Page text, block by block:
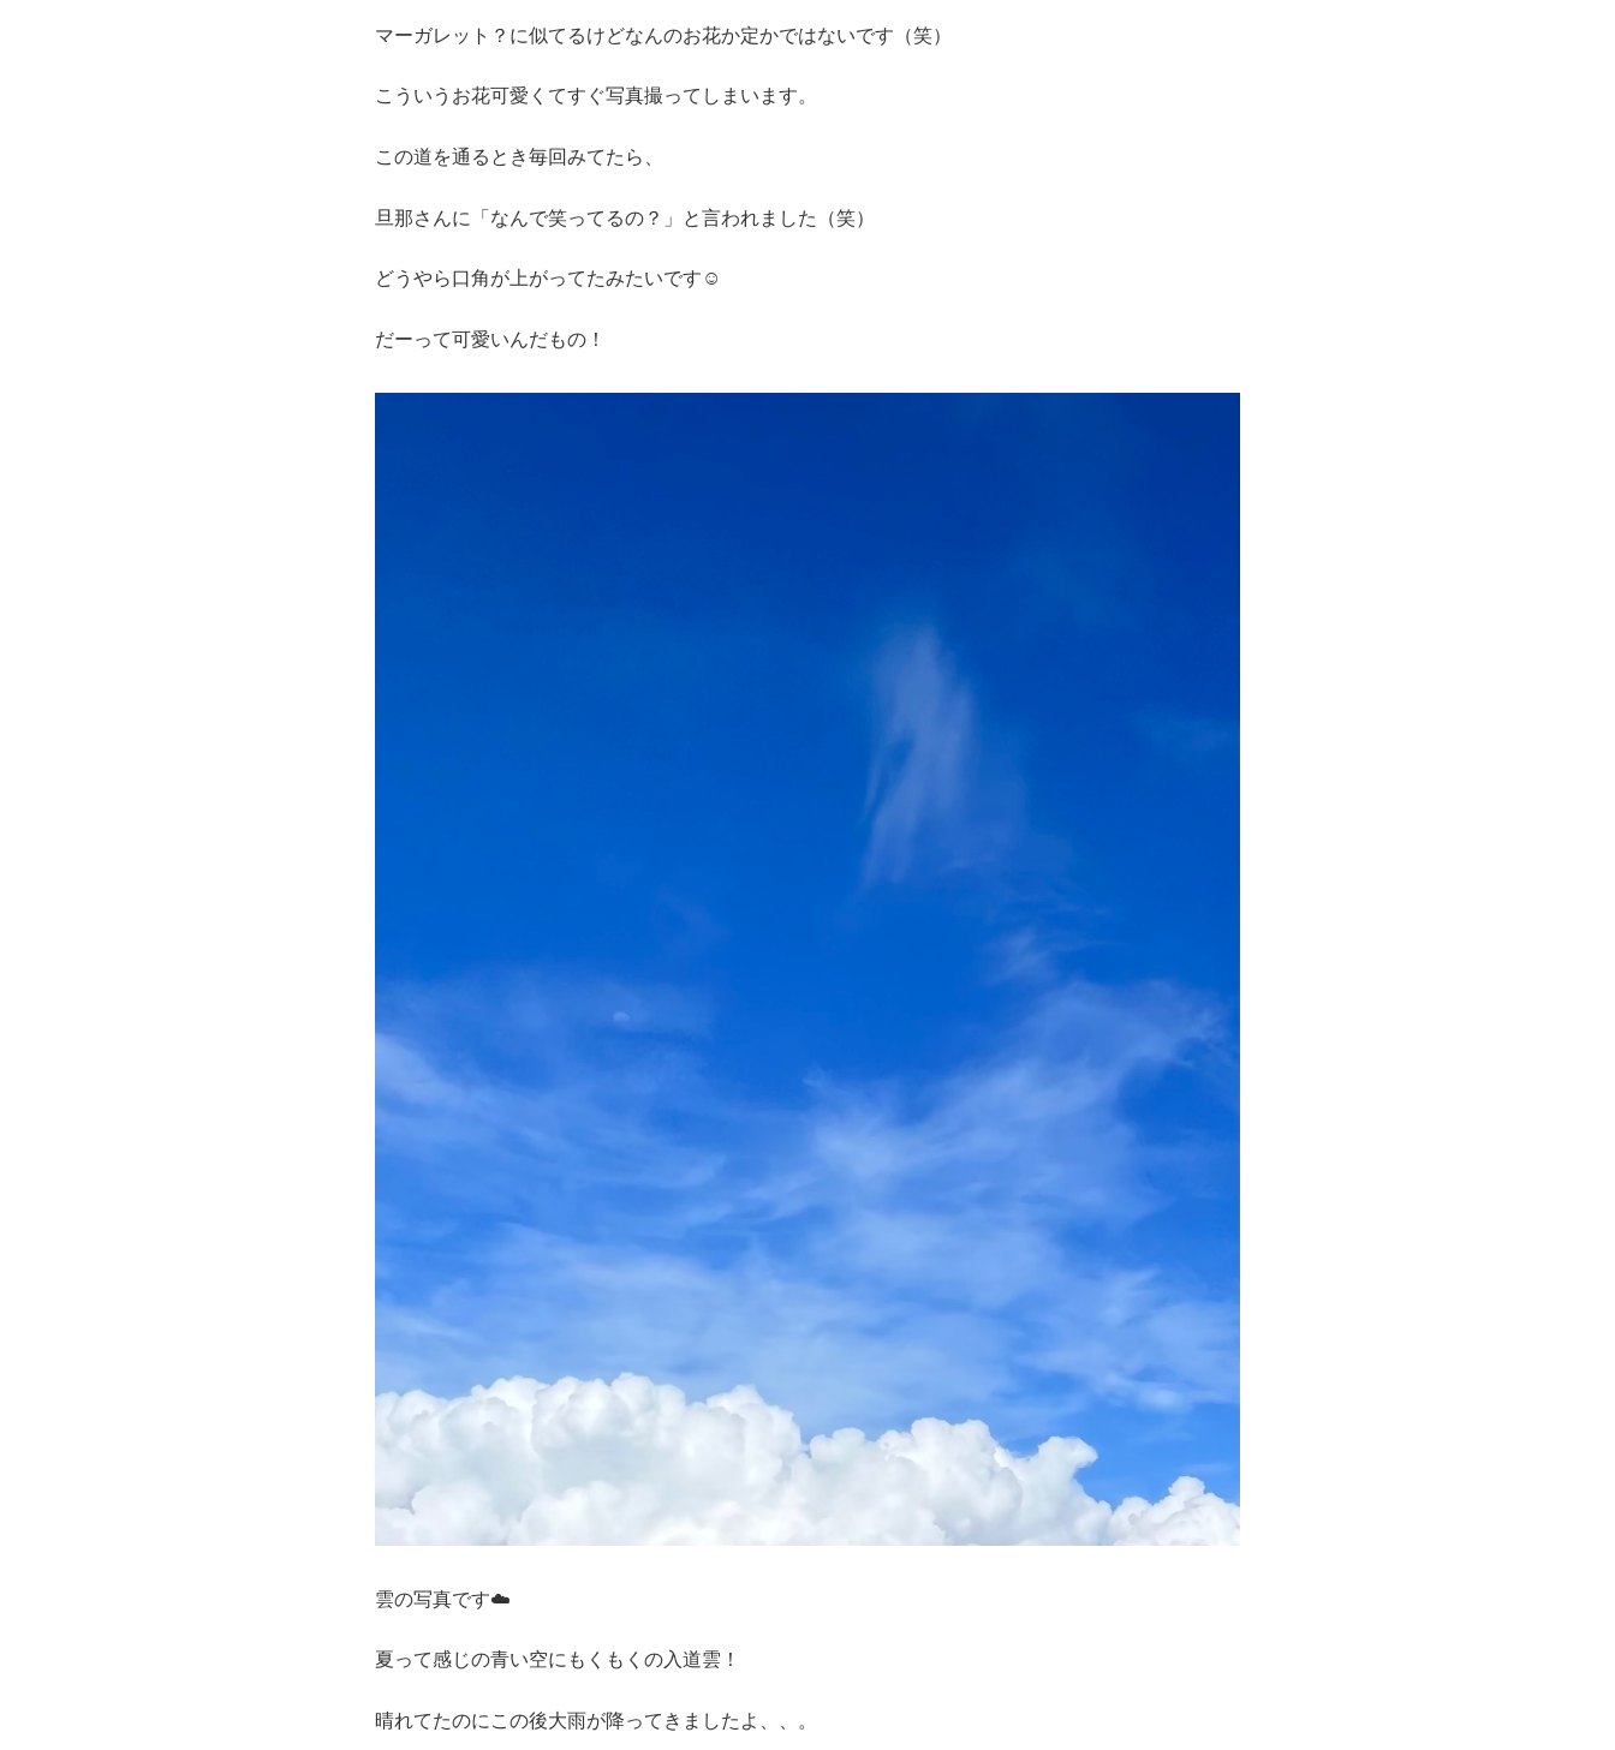
マーガレット？に似てるけどなんのお花か定かではないです（笑）
こういうお花可愛くてすぐ写真撮ってしまいます。
この道を通るとき毎回みてたら、
旦那さんに「なんで笑ってるの？」と言われました（笑）
どうやら口角が上がってたみたいです☺️
だーって可愛いんだもの！
雲の写真です☁️
夏って感じの青い空にもくもくの入道雲！
晴れてたのにこの後大雨が降ってきましたよ、、。